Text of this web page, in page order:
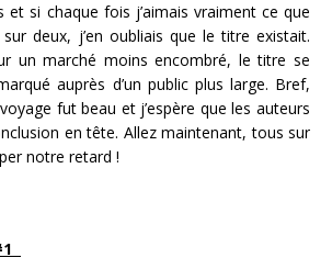
si chaque fois j’aimais vraiment ce que
deux, j’en oubliais que le titre existait.
un marché moins encombré, le titre se
auprès d’un public plus large. Bref,
fut beau et j’espère que les auteurs
en tête. Allez maintenant, tous sur
notre retard !